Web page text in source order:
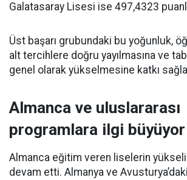
Galatasaray Lisesi ise 497,4323
Üst başarı grubundaki bu yoğunluk,
alt tercihlere doğru yayılmasına ve
genel olarak yükselmesine katkı
Almanca ve uluslararası
programlara ilgi büyüyor
Almanca eğitim veren liselerin
devam etti. Almanya ve